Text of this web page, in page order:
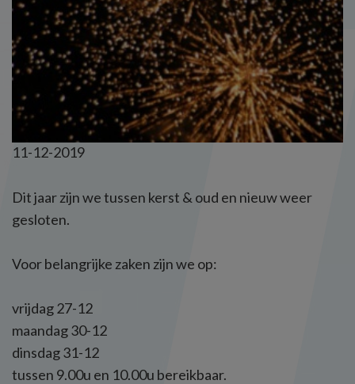
11-12-2019
Dit jaar zijn we tussen kerst & oud en nieuw weer
gesloten.
Voor belangrijke zaken zijn we op:
vrijdag 27-12
maandag 30-12
dinsdag 31-12
tussen 9.00u en 10.00u bereikbaar.